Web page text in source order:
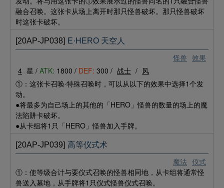
融合召唤。这张卡从场上离开时那只怪兽破坏。那只怪兽破坏
时这张卡破坏。
怪兽 效果
[20AP-JP038] E·HERO 天空人
4 星 / ATK: 1800 / DEF: 300 / 战士 / 风
①：这张卡召唤·特殊召唤时，可以从以下的效果中选择1个发
动。
●将最多为自己场上的其他的「HERO」怪兽的数量的场上的魔
法陷阱卡破坏。
●从卡组将1只「HERO」怪兽加入手牌。
魔法 仪式
[20AP-JP039] 高等仪式术
①：使等级合计与要仪式召唤的怪兽相同地，从卡组将通常怪
兽送入墓地，从手牌将1只仪式怪兽仪式召唤。